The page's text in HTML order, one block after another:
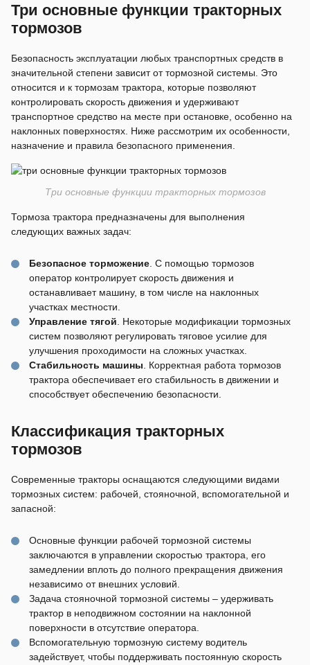
Три основные функции тракторных
тормозов
Безопасность эксплуатации любых транспортных средств в
значительной степени зависит от тормозной системы. Это
относится и к тормозам трактора, которые позволяют
контролировать скорость движения и удерживают
транспортное средство на месте при остановке, особенно на
наклонных поверхностях. Ниже рассмотрим их особенности,
назначение и правила безопасного применения.
Три основные функции тракторных тормозов
Тормоза трактора предназначены для выполнения
следующих важных задач:
Безопасное торможение . С помощью тормозов
оператор контролирует скорость движения и
останавливает машину, в том числе на наклонных
участках местности.
Управление тягой . Некоторые модификации тормозных
систем позволяют регулировать тяговое усилие для
улучшения проходимости на сложных участках.
Стабильность машины . Корректная работа тормозов
трактора обеспечивает его стабильность в движении и
способствует обеспечению безопасности.
Классификация тракторных
тормозов
Современные тракторы оснащаются следующими видами
тормозных систем: рабочей, стояночной, вспомогательной и
запасной:
Основные функции рабочей тормозной системы
заключаются в управлении скоростью трактора, его
замедлении вплоть до полного прекращения движения
независимо от внешних условий.
Задача стояночной тормозной системы – удерживать
трактор в неподвижном состоянии на наклонной
поверхности в отсутствие оператора.
Вспомогательную тормозную систему водитель
задействует, чтобы поддерживать постоянную скорость